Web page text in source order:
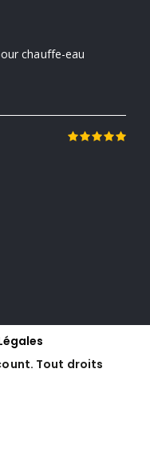
chauffe-eau
Tout droits